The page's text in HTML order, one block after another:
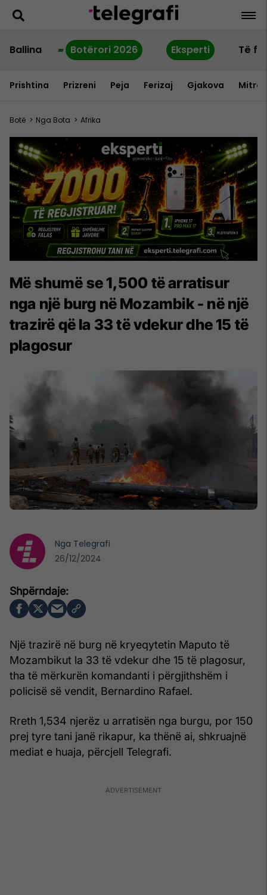
Ballina Botërori 2026 Eksperti Të
Prishtina Prizreni Peja Ferizaj Gjakova
Botë > Nga Bota > Afrika
Më shumë se 1,500 të arratisur
nga një burg në Mozambik - në një
trazirë që la 33 të vdekur dhe 15 të
plagosur
Një trazirë në burg në kryeqytetin Maputo të
Mozambikut la 33 të vdekur dhe 15 të plagosur,
tha të mërkurën komandanti i përgjithshëm i
policisë së vendit, Bernardino Rafael.
Rreth 1,534 njerëz u arratisën nga burgu, por 150
prej tyre tani janë rikapur, ka thënë ai, shkruajnë
mediat e huaja, përcjell Telegrafi.
Nga Telegrafi
26/12/2024